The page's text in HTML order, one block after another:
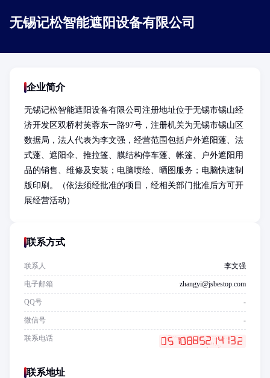
无锡记松智能遮阳设备有限公司
企业简介
无锡记松智能遮阳设备有限公司注册地址位于无锡市锡山经
济开发区双桥村芙蓉东一路97号，注册机关为无锡市锡山区
数据局，法人代表为李文强，经营范围包括户外遮阳蓬、法
式蓬、遮阳伞、推拉篷、膜结构停车蓬、帐篷、户外遮阳用
品的销售、维修及安装；电脑喷绘、晒图服务；电脑快速制
版印刷。（依法须经批准的项目，经相关部门批准后方可开
展经营活动）
联系方式
联系人 李文强
电子邮箱 zhangyi@jsbestop.com
QQ号 -
微信号 -
联系电话
联系地址